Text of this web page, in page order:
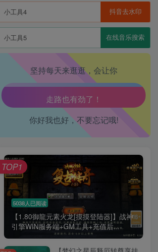
战神引擎各类文件修改路径和中文注释汇总
小工具4 抖音去水印
小工具5 在线音乐搜索
坚持每天来逛逛，会让你
生活也美好了！
心情也舒畅了！
走路也有劲了！
腿也不痛了！
腰也不酸了！
工作也轻松了！
你好我也好，不要忘记哦!
5038人已阅读
【1.80御龍元素火龙[摸摸登陆器]】战神
引擎WIN服务端+GM工具+充值后...
TOP1